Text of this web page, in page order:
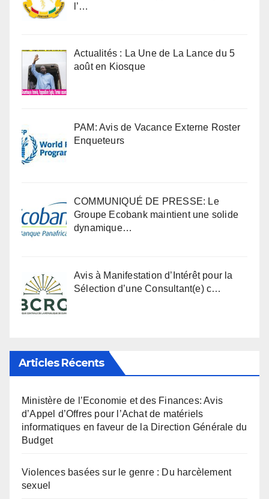
l’…
Actualités : La Une de La Lance du 5
août en Kiosque
PAM: Avis de Vacance Externe Roster
Enqueteurs
COMMUNIQUÉ DE PRESSE: Le
Groupe Ecobank maintient une solide
dynamique…
Avis à Manifestation d’Intérêt pour la
Sélection d’une Consultant(e) c…
Articles Récents
Ministère de l’Economie et des Finances: Avis
d’Appel d’Offres pour l’Achat de matériels
informatiques en faveur de la Direction Générale du
Budget
Violences basées sur le genre : Du harcèlement
sexuel